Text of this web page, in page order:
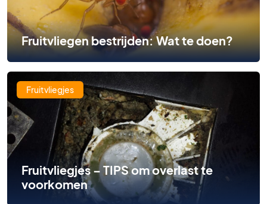
Fruitvliegen bestrijden: Wat te doen?
Fruitvliegjes
Fruitvliegjes – TIPS om overlast te
voorkomen